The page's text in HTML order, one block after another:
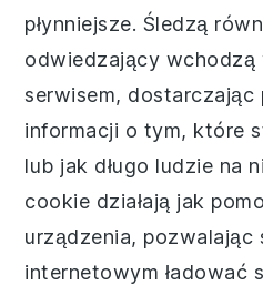
płynniejsze. Śledzą
odwiedzający wchodzą
serwisem, dostarczając
informacji o tym, które
lub jak długo ludzie na
cookie działają jak
urządzenia, pozwalając
internetowym ładować